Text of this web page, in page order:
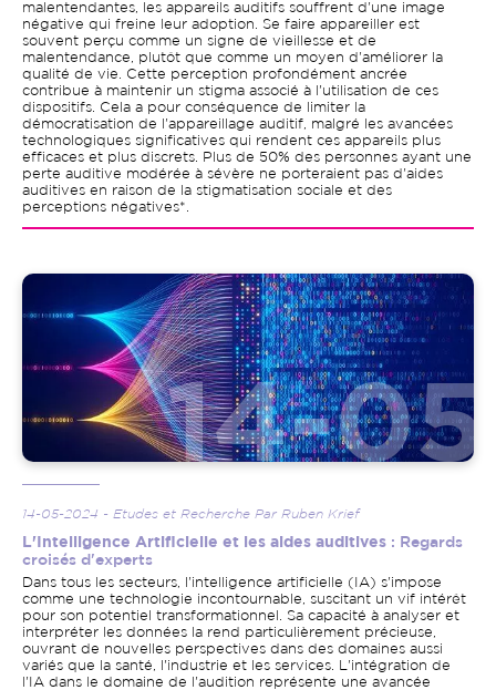
malentendantes, les appareils auditifs souffrent d'une image
négative qui freine leur adoption. Se faire appareiller est
souvent perçu comme un signe de vieillesse et de
malentendance, plutôt que comme un moyen d'améliorer la
qualité de vie. Cette perception profondément ancrée
contribue à maintenir un stigma associé à l'utilisation de ces
dispositifs. Cela a pour conséquence de limiter la
démocratisation de l'appareillage auditif, malgré les avancées
technologiques significatives qui rendent ces appareils plus
efficaces et plus discrets. Plus de 50% des personnes ayant une
perte auditive modérée à sévère ne porteraient pas d'aides
auditives en raison de la stigmatisation sociale et des
perceptions négatives*.
Image
14-05-2024 - Etudes et Recherche Par Ruben Krief
L'Intelligence Artificielle et les aides auditives : Regards
croisés d'experts
Dans tous les secteurs, l'intelligence artificielle (IA) s'impose
comme une technologie incontournable, suscitant un vif intérêt
pour son potentiel transformationnel. Sa capacité à analyser et
interpréter les données la rend particulièrement précieuse,
ouvrant de nouvelles perspectives dans des domaines aussi
variés que la santé, l'industrie et les services. L'intégration de
l'IA dans le domaine de l'audition représente une avancée